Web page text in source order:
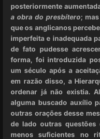
posteriormente
a obra do presbítero;
que os anglicanos
imperfeita e inadequada
de fato pudesse
forma, foi introduzida
um século após a
em razão disso, a
ordenar já não existia.
alguma buscado auxílio
outras orações desse
de lado outras questões
menos suficientes no